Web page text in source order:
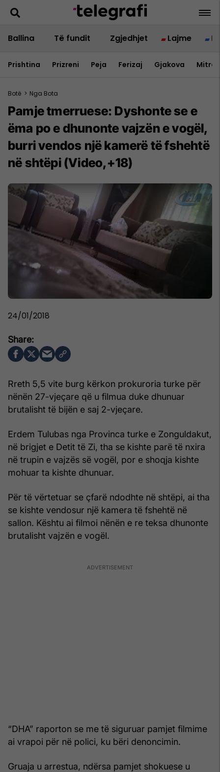
Ballina Të fundit Zgjedhjet Lajme
Prishtina Prizreni Peja Ferizaj Gjakova
Botë > Nga Bota
Pamje tmerruese: Dyshonte se e
ëma po e dhunonte vajzën e vogël,
burri vendos një kamerë të fshehtë
në shtëpi (Video,+18)
Rreth 5,5 vite burg kërkon prokuroria turke për
nënën 27-vjeçare që u filmua duke dhunuar
brutalisht të bijën e saj 2-vjeçare.
Erdem Tulubas nga Provinca turke e Zonguldakut,
në brigjet e Detit të Zi, tha se kishte parë të nxira
në trupin e vajzës së vogël, por e shoqja kishte
mohuar ta kishte dhunuar.
Për të vërtetuar se çfarë ndodhte në shtëpi, ai tha
se kishte vendosur një kamera të fshehtë në
sallon. Kështu ai filmoi nënën e re teksa dhunonte
brutalisht vajzën e vogël.
“DHA” raporton se me të siguruar pamjet filmime
ai vrapoi për në polici, ku bëri denoncimin.
Gruaja u arrestua, ndërsa pamjet shokuese u
24/01/2018